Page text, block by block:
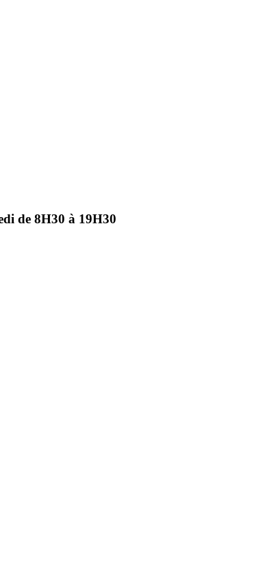
de 8H30 à 19H30